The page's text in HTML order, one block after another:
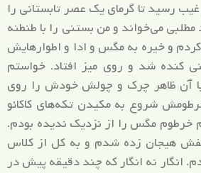
رسید تا گرمای یک عصر تابستانی را
می‌خواند و من بستنی را با طنطنه
و خیره به مگس و ادا و اطوارهایش
کنده شد و روی میز افتاد. خواستم
آن ظاهر چرک و چولش خودش را روی
شروع به مکیدن تکه‌های کاکائو
خرطوم مگس را از نزدیک ندیده بودم.
هیجان زده شدم و به کل از کلاس
انگار نه انگار که چند دقیقه پیش در